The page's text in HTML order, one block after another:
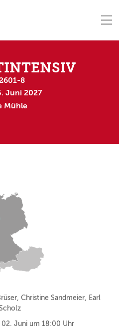
8
Juni 2027
Mühle
Christine Sandmeier, Earl
Juni um 18:00 Uhr